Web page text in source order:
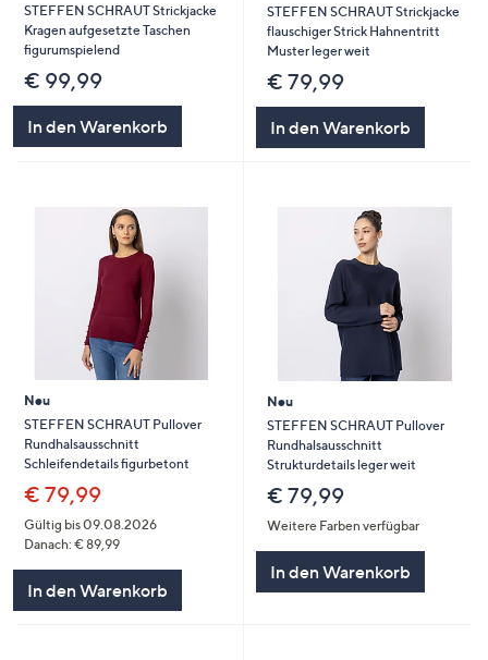
STEFFEN SCHRAUT Strickjacke
Kragen aufgesetzte Taschen
figurumspielend
€ 99,99
In den Warenkorb
STEFFEN SCHRAUT Strickjacke
flauschiger Strick Hahnentritt
Muster leger weit
€ 79,99
In den Warenkorb
Neu
STEFFEN SCHRAUT Pullover
Rundhalsausschnitt
Schleifendetails figurbetont
€ 79,99
Gültig bis 09.08.2026
Danach: € 89,99
In den Warenkorb
Neu
STEFFEN SCHRAUT Pullover
Rundhalsausschnitt
Strukturdetails leger weit
€ 79,99
Weitere Farben verfügbar
In den Warenkorb